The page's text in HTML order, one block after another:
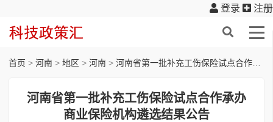
登录 注册
首页 > 河南 > 地区 > 河南 > 河南省第一批补充工伤保险试点合作承办商业保险机构遴选结果公告
河南省第一批补充工伤保险试点合作承办
商业保险机构遴选结果公告